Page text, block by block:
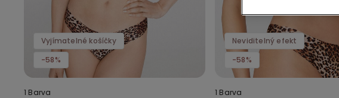
Vyjímatelné košíčky
-58%
1 Barva
Neviditelný efekt
-58%
1 Barva